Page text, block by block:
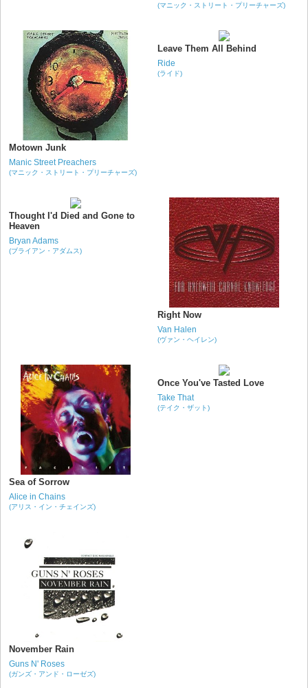
(マニック・ストリート・プリーチャーズ)
Motown Junk
Manic Street Preachers
(マニック・ストリート・プリーチャーズ)
Leave Them All Behind
Ride
(ライド)
Thought I'd Died and Gone to
Heaven
Bryan Adams
(ブライアン・アダムス)
Right Now
Van Halen
(ヴァン・ヘイレン)
Sea of Sorrow
Alice in Chains
(アリス・イン・チェインズ)
Once You've Tasted Love
Take That
(テイク・ザット)
November Rain
Guns N' Roses
(ガンズ・アンド・ローゼズ)